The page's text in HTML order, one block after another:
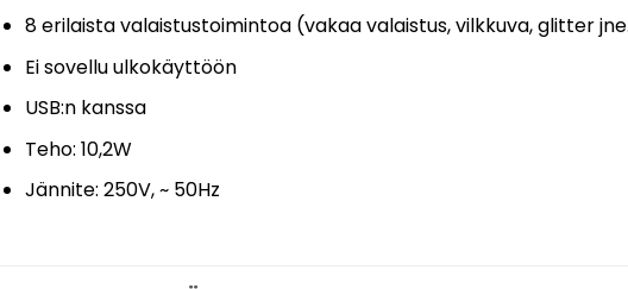
8 erilaista valaistustoimintoa (vakaa valaistus, vilkkuva, glitter
Ei sovellu ulkokäyttöön
USB:n kanssa
Teho: 10,2W
Jännite: 250V, ~ 50Hz